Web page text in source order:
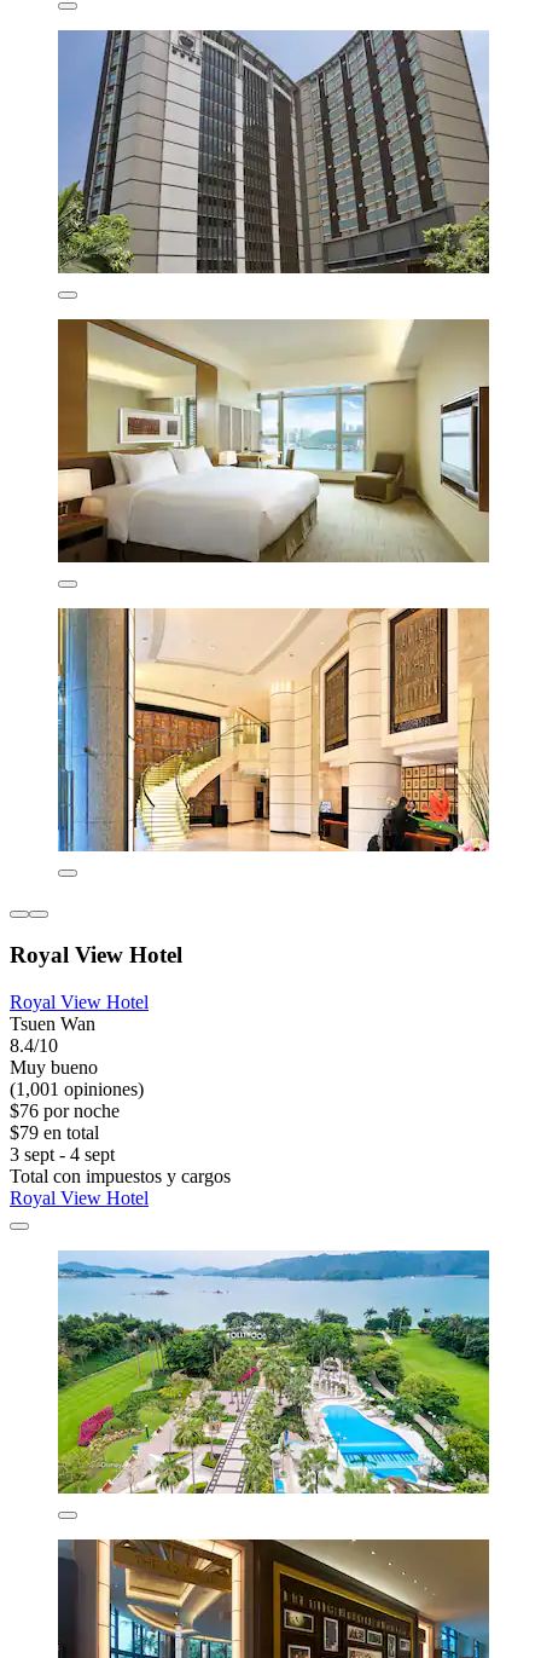
Royal View Hotel
Royal View Hotel
Tsuen Wan
8.4/10
Muy bueno
(1,001 opiniones)
$76 por noche
$79 en total
3 sept - 4 sept
Total con impuestos y cargos
Royal View Hotel